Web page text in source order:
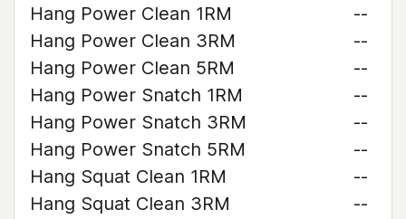
Hang Power Clean 1RM
--
Hang Power Clean 3RM
--
Hang Power Clean 5RM
--
Hang Power Snatch 1RM
--
Hang Power Snatch 3RM
--
Hang Power Snatch 5RM
--
Hang Squat Clean 1RM
--
Hang Squat Clean 3RM
--